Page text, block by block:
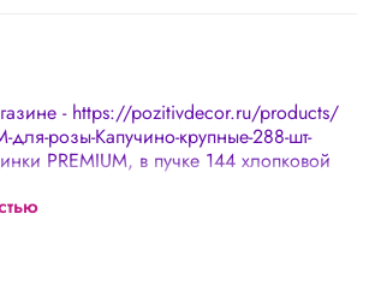
- https://pozitivdecor.ru/products/
для-розы-Капучино-крупные-288-шт-
PREMIUM, в пучке 144 хлопковой
с двух сторон сделана тычинка,
Ширина головки тычинки 2-3 мм.*